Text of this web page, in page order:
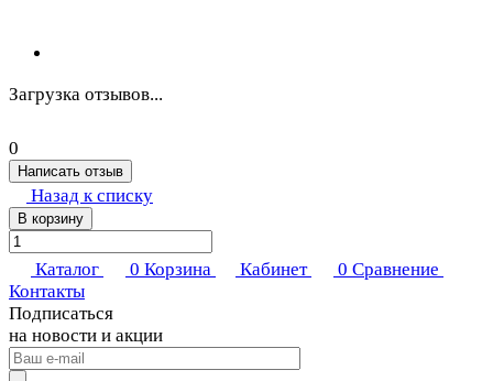
Загрузка отзывов...
0
Написать отзыв
Назад к списку
В корзину
Каталог 0 Корзина Кабинет 0 Сравнение
Контакты
Подписаться
на новости и акции